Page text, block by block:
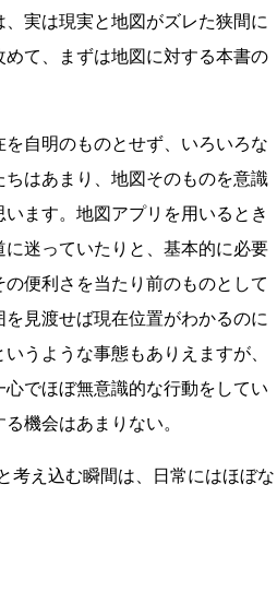
実は現実と地図がズレた狭間に
て、まずは地図に対する本書の
自明のものとせず、いろいろな
はあまり、地図そのものを意識
ます。地図アプリを用いるとき
迷っていたりと、基本的に必要
便利さを当たり前のものとして
見渡せば現在位置がわかるのに
うような事態もありえますが、
でほぼ無意識的な行動をしてい
機会はあまりない。
考え込む瞬間は、日常にはほぼな